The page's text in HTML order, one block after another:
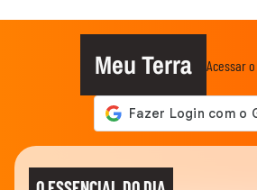
Meu Terra Acessar